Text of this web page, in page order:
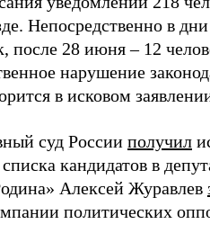
Непосредственно в дни
после 28 июня – 12
нарушение
в исковом
суд России получил
кандидатов в
Алексей Журавлев
политических